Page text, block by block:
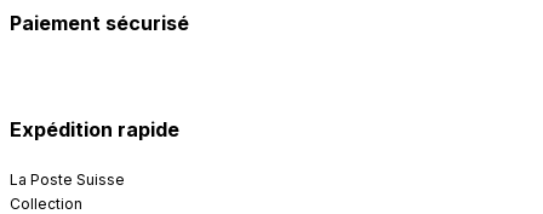
Paiement sécurisé
Expédition rapide
La Poste Suisse
Collection